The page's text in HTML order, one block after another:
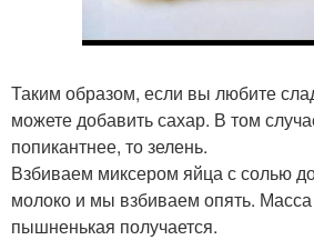
Таким образом, если вы любите
можете добавить сахар. В том
попикантнее, то зелень.
Взбиваем миксером яйца с солью
молоко и мы взбиваем опять.
пышненькая получается.